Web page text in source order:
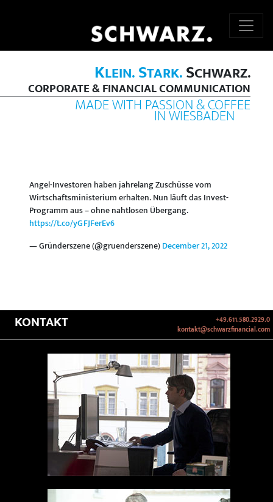
KLEIN.STARK.SCHWARZ.
CORPORATE & FINANCIAL COMMUNICATION
MADE WITH PASSION & COFFEE
IN WIESBADEN
Angel-Investoren haben jahrelang Zuschüsse vom
Wirtschaftsministerium erhalten. Nun läuft das Invest-
Programm aus – ohne nahtlosen Übergang.
https://t.co/yGFJFerEv6
— Gründerszene (@gruenderszene)December 21, 2022
KONTAKT
+49.611.580.2929.0
kontakt@schwarzfinancial.com